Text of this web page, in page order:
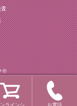
査
®
ラインシ お電話